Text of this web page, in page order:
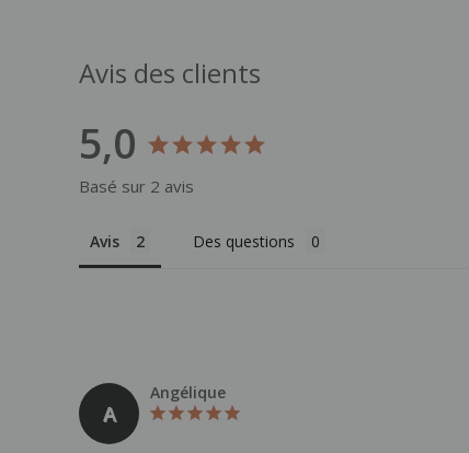
Avis des clients
5,0
Basé sur 2 avis
Avis Des questions
A
Angélique